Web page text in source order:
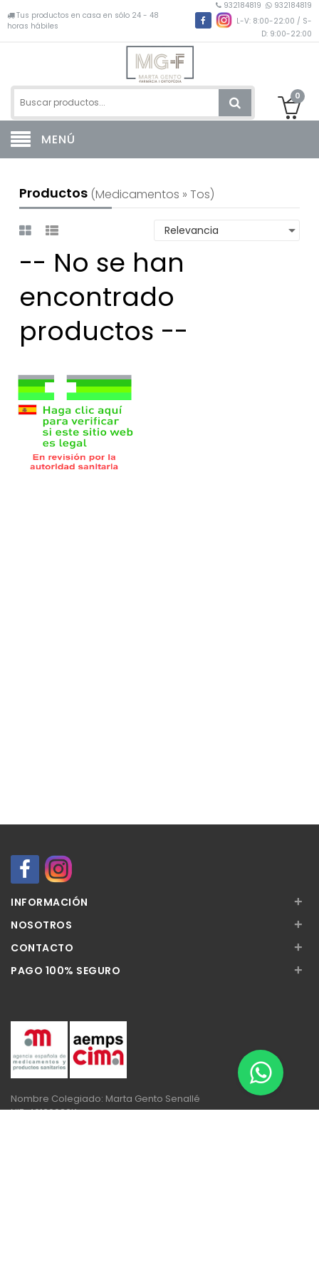
Tus productos en casa en sólo 24 - 48
horas hábiles
932184819
932184819
L-V: 8:00-22:00 / S-
D: 9:00-22:00
0
MENÚ
Productos (medicamentos » Tos)
-- No se han
encontrado
productos --
INFORMACIÓN +
NOSOTROS +
CONTACTO +
PAGO 100% SEGURO +
Nombre Colegiado: Marta Gento Senallé
NIF: 46136089K